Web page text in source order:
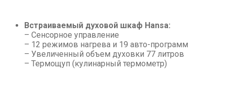
Встраиваемый духовой шкаф Hansa:
– Сенсорное управление
– 12 режимов нагрева и 19 авто-программ
– Увеличенный объем духовки 77 литров
– Термощуп (кулинарный термометр)